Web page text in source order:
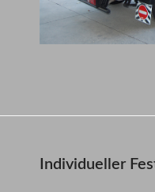
Individueller